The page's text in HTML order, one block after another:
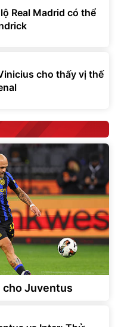
Real Madrid có thể
cho thấy vị thế
cho Juventus